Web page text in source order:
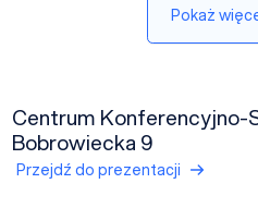
Pokaż
Centrum Konferencyjno-
Bobrowiecka 9
Przejdź do prezentacji